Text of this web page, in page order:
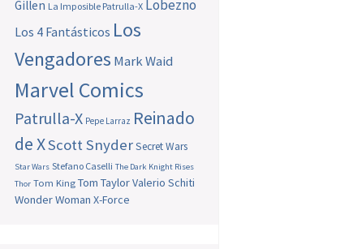
Gillen La Imposible Patrulla-X Lobezno
Los 4 Fantásticos Los
Vengadores Mark Waid
Marvel Comics
Patrulla-X Pepe Larraz Reinado
de XScott SnyderSecret Wars
Star Wars Stefano Caselli The Dark Knight Rises
Thor Tom King Tom TaylorValerio Schiti
Wonder Woman X-Force